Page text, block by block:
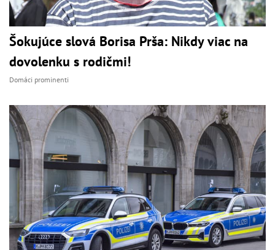
Šokujúce slová Borisa Prša: Nikdy viac na
dovolenku s rodičmi!
Domáci prominenti